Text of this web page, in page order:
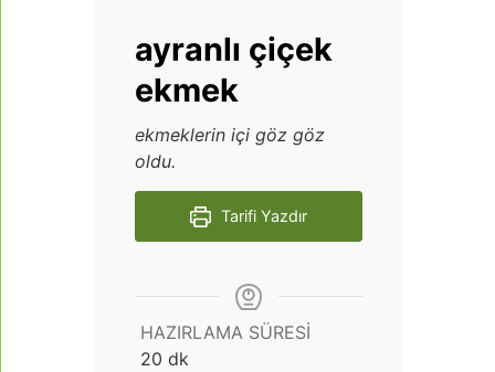
ayranlı çiçek
ekmek
ekmeklerin içi göz göz
oldu.
Tarifi Yazdır
HAZIRLAMA SÜRESI
20 dakika
dk